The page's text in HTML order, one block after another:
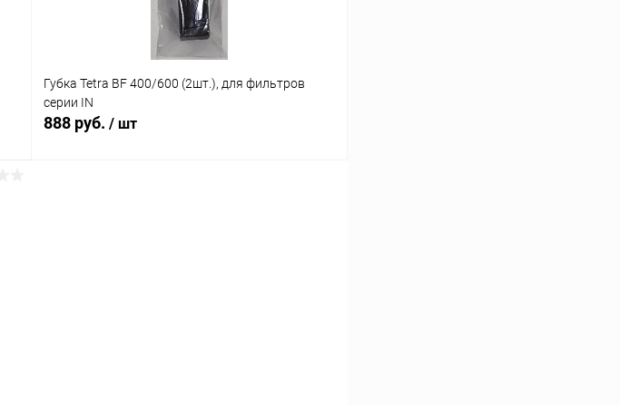
Губка Tetra BF 400/600 (2шт.), для фильтров
серии IN
888 руб. / шт